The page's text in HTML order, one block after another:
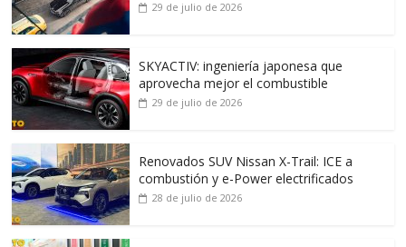
29 de julio de 2026
SKYACTIV: ingeniería japonesa que
aprovecha mejor el combustible
29 de julio de 2026
Renovados SUV Nissan X-Trail: ICE a
combustión y e-Power electrificados
28 de julio de 2026